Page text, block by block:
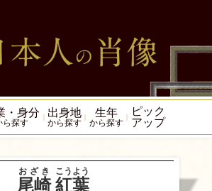
・身分
ら探す
出身地
から探す
生年
から探す
ピック
アップ
尾崎
おざき
紅葉
こうよう